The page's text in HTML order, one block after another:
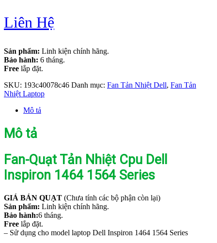
Liên Hệ
Sản phẩm: Linh kiện chính hãng.
Bảo hành: 6 tháng.
Free lắp đặt.
SKU: 193c40078c46 Danh mục: Fan Tản Nhiệt Dell, Fan Tản
Nhiệt Laptop
Mô tả
Mô tả
Fan-Quạt Tản Nhiệt Cpu Dell
Inspiron 1464 1564 Series
GIÁ BÁN QUẠT (Chưa tính các bộ phận còn lại)
Sản phẩm: Linh kiện chính hãng.
Bảo hành:6 tháng.
Free lắp đặt.
– Sử dụng cho model laptop Dell Inspiron 1464 1564 Series